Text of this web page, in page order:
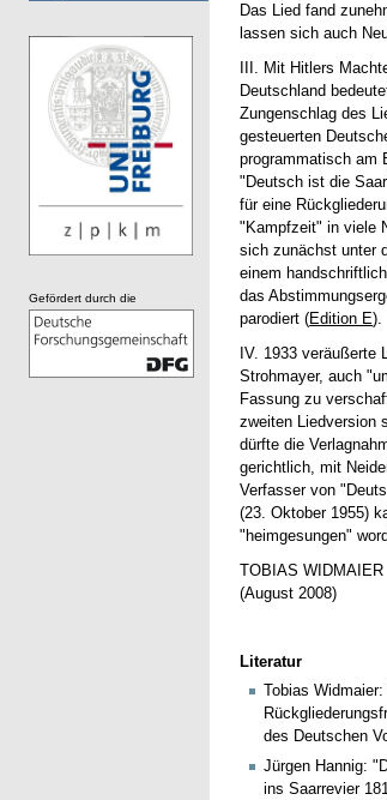
Das Lied fand
lassen sich auch
III. Mit Hitlers
Deutschland
Zungenschlag des
gesteuerten
programmatisch am
"Deutsch ist die
für eine
"Kampfzeit" in viele
sich zunächst unter
einem
das
parodiert (Edition E).
IV. 1933 veräußerte
Strohmayer, auch
Fassung zu
zweiten Liedversion
dürfte die
gerichtlich, mit
Verfasser von
(23. Oktober 1955)
"heimgesungen"
TOBIAS WIDMAIER
(August 2008)
Literatur
Tobias
des Deutschen
Jürgen Hannig:
ins Saarrevier
Gefördert durch die